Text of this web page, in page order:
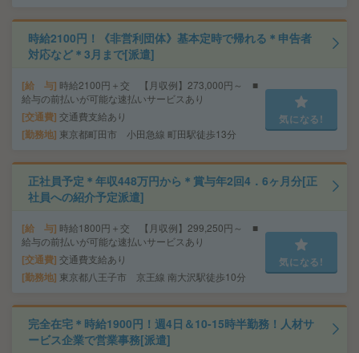
時給2100円！《非営利団体》基本定時で帰れる＊申告者
対応など＊3月まで[派遣]
給 与 時給2100円＋交 【月収例】273,000円～ ■
給与の前払いが可能な速払いサービスあり
交通費 交通費支給あり
勤務地 東京都町田市 小田急線 町田駅徒歩13分
気になる!
正社員予定＊年収448万円から＊賞与年2回4．6ヶ月分[正
社員への紹介予定派遣]
給 与 時給1800円＋交 【月収例】299,250円～ ■
給与の前払いが可能な速払いサービスあり
交通費 交通費支給あり
勤務地 東京都八王子市 京王線 南大沢駅徒歩10分
気になる!
完全在宅＊時給1900円！週4日＆10-15時半勤務！人材サ
ービス企業で営業事務[派遣]